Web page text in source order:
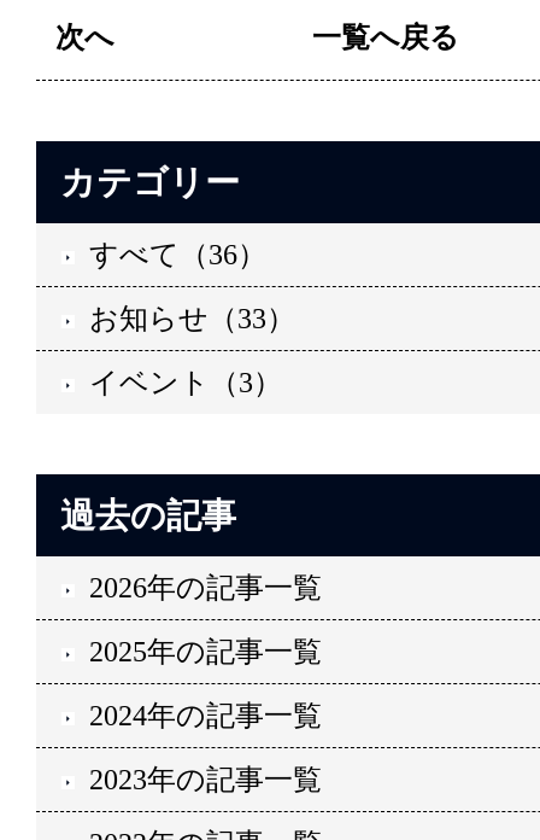
次へ 一覧へ戻る
カテゴリー
すべて（36）
お知らせ（33）
イベント（3）
過去の記事
2026年の記事一覧
2025年の記事一覧
2024年の記事一覧
2023年の記事一覧